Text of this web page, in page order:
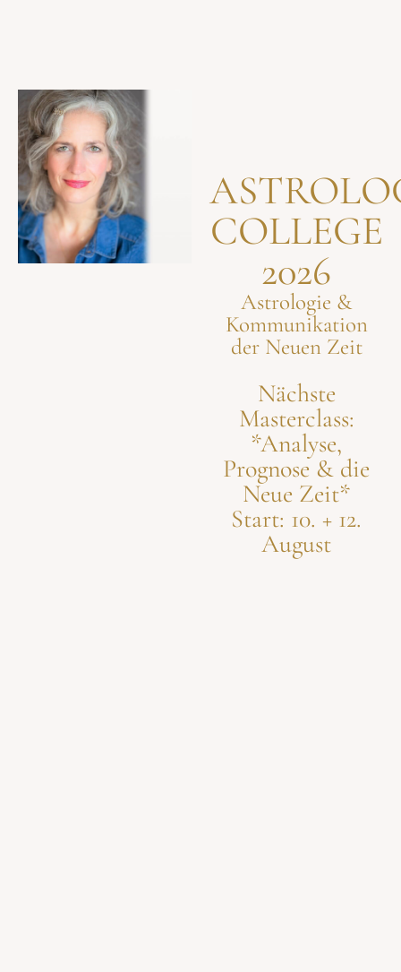
COLLEGE
2026
Astrologie &
Kommunikation
der Neuen Zeit
Nächste
Masterclass:
*Analyse,
Prognose & die
Neue Zeit*
Start: 10. + 12.
August